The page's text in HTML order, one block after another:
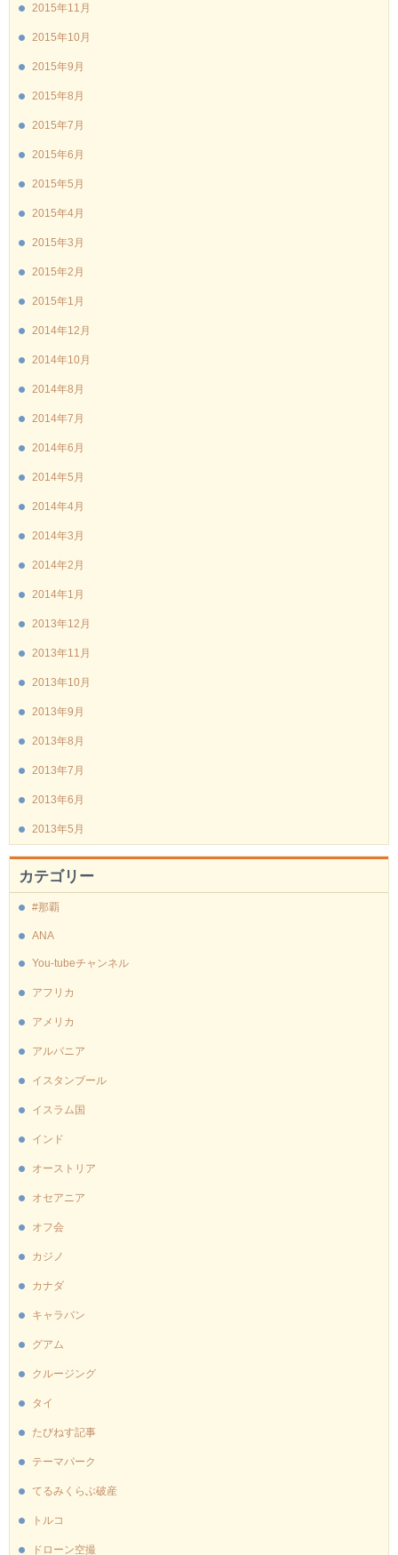
2015年11月
2015年10月
2015年9月
2015年8月
2015年7月
2015年6月
2015年5月
2015年4月
2015年3月
2015年2月
2015年1月
2014年12月
2014年10月
2014年8月
2014年7月
2014年6月
2014年5月
2014年4月
2014年3月
2014年2月
2014年1月
2013年12月
2013年11月
2013年10月
2013年9月
2013年8月
2013年7月
2013年6月
2013年5月
カテゴリー
#那覇
ANA
You-tubeチャンネル
アフリカ
アメリカ
アルバニア
イスタンブール
イスラム国
インド
オーストリア
オセアニア
オフ会
カジノ
カナダ
キャラバン
グアム
クルージング
タイ
たびねす記事
テーマパーク
てるみくらぶ破産
トルコ
ドローン空撮